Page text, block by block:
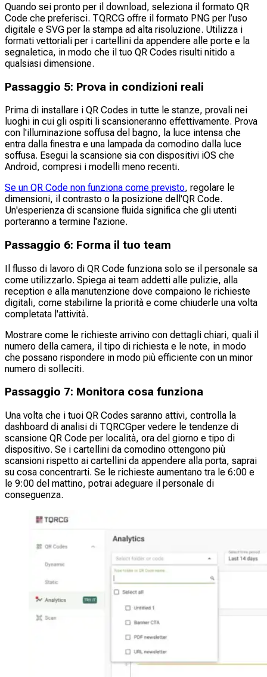
Quando sei pronto per il download, seleziona il formato QR
Code che preferisci. TQRCG offre il formato PNG per l’uso
digitale e SVG per la stampa ad alta risoluzione. Utilizza i
formati vettoriali per i cartellini da appendere alle porte e la
segnaletica, in modo che il tuo QR Codes risulti nitido a
qualsiasi dimensione.
Passaggio 5: Prova in condizioni reali
Prima di installare i QR Codes in tutte le stanze, provali nei
luoghi in cui gli ospiti li scansioneranno effettivamente. Prova
con l'illuminazione soffusa del bagno, la luce intensa che
entra dalla finestra e una lampada da comodino dalla luce
soffusa. Esegui la scansione sia con dispositivi iOS che
Android, compresi i modelli meno recenti.
Se un QR Code non funziona come previsto, regolare le
dimensioni, il contrasto o la posizione dell'QR Code.
Un'esperienza di scansione fluida significa che gli utenti
porteranno a termine l'azione.
Passaggio 6: Forma il tuo team
Il flusso di lavoro di QR Code funziona solo se il personale sa
come utilizzarlo. Spiega ai team addetti alle pulizie, alla
reception e alla manutenzione dove compaiono le richieste
digitali, come stabilirne la priorità e come chiuderle una volta
completata l'attività.
Mostrare come le richieste arrivino con dettagli chiari, quali il
numero della camera, il tipo di richiesta e le note, in modo
che possano rispondere in modo più efficiente con un minor
numero di solleciti.
Passaggio 7: Monitora cosa funziona
Una volta che i tuoi QR Codes saranno attivi, controlla la
dashboard di analisi di TQRCGper vedere le tendenze di
scansione QR Code per località, ora del giorno e tipo di
dispositivo. Se i cartellini da comodino ottengono più
scansioni rispetto ai cartellini da appendere alla porta, saprai
su cosa concentrarti. Se le richieste aumentano tra le 6:00 e
le 9:00 del mattino, potrai adeguare il personale di
conseguenza.